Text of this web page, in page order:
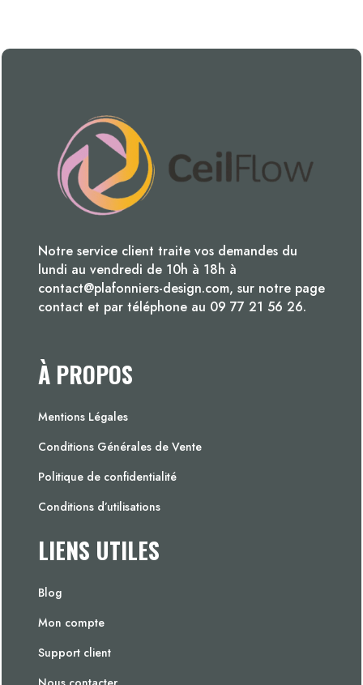
Notre service client traite vos demandes du
lundi au vendredi de 10h à 18h à
contact@plafonniers-design.com, sur notre page
contact et par téléphone au 09 77 21 56 26.
À PROPOS
Mentions Légales
Conditions Générales de Vente
Politique de confidentialité
Conditions d’utilisations
LIENS UTILES
Blog
Mon compte
Support client